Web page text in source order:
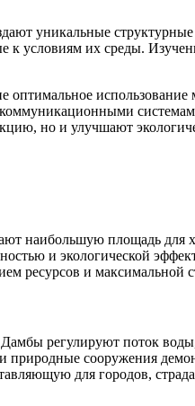
уникальные
их среды.
использование
но и улучшают
наибольшую площадь для
и экологической
ресурсов и максимальной
регулируют поток
природные сооружения
для городов,